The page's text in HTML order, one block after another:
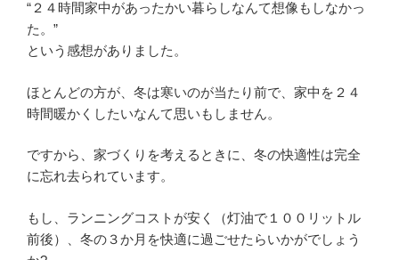
“２４時間家中があったかい暮らしなんて想像もしなかっ
た。”
という感想がありました。
ほとんどの方が、冬は寒いのが当たり前で、家中を２４
時間暖かくしたいなんて思いもしません。
ですから、家づくりを考えるときに、冬の快適性は完全
に忘れ去られています。
もし、ランニングコストが安く（灯油で１００リットル
前後）、冬の３か月を快適に過ごせたらいかがでしょう